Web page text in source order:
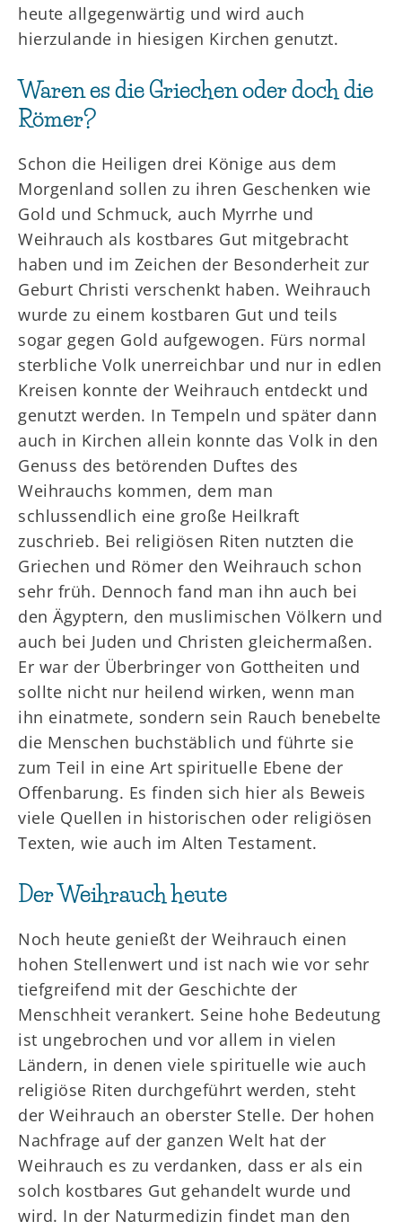
heute allgegenwärtig und wird auch
hierzulande in hiesigen Kirchen genutzt.
Waren es die Griechen oder doch die
Römer?
Schon die Heiligen drei Könige aus dem
Morgenland sollen zu ihren Geschenken wie
Gold und Schmuck, auch Myrrhe und
Weihrauch als kostbares Gut mitgebracht
haben und im Zeichen der Besonderheit zur
Geburt Christi verschenkt haben. Weihrauch
wurde zu einem kostbaren Gut und teils
sogar gegen Gold aufgewogen. Fürs normal
sterbliche Volk unerreichbar und nur in edlen
Kreisen konnte der Weihrauch entdeckt und
genutzt werden. In Tempeln und später dann
auch in Kirchen allein konnte das Volk in den
Genuss des betörenden Duftes des
Weihrauchs kommen, dem man
schlussendlich eine große Heilkraft
zuschrieb. Bei religiösen Riten nutzten die
Griechen und Römer den Weihrauch schon
sehr früh. Dennoch fand man ihn auch bei
den Ägyptern, den muslimischen Völkern und
auch bei Juden und Christen gleichermaßen.
Er war der Überbringer von Gottheiten und
sollte nicht nur heilend wirken, wenn man
ihn einatmete, sondern sein Rauch benebelte
die Menschen buchstäblich und führte sie
zum Teil in eine Art spirituelle Ebene der
Offenbarung. Es finden sich hier als Beweis
viele Quellen in historischen oder religiösen
Texten, wie auch im Alten Testament.
Der Weihrauch heute
Noch heute genießt der Weihrauch einen
hohen Stellenwert und ist nach wie vor sehr
tiefgreifend mit der Geschichte der
Menschheit verankert. Seine hohe Bedeutung
ist ungebrochen und vor allem in vielen
Ländern, in denen viele spirituelle wie auch
religiöse Riten durchgeführt werden, steht
der Weihrauch an oberster Stelle. Der hohen
Nachfrage auf der ganzen Welt hat der
Weihrauch es zu verdanken, dass er als ein
solch kostbares Gut gehandelt wurde und
wird. In der Naturmedizin findet man den